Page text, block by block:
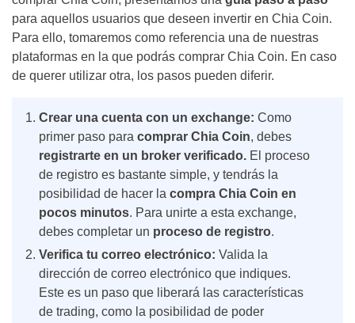
para aquellos usuarios que deseen invertir en Chia Coin.
Para ello, tomaremos como referencia una de nuestras
plataformas en la que podrás comprar Chia Coin. En caso
de querer utilizar otra, los pasos pueden diferir.
Crear una cuenta con un exchange: Como
primer paso para comprar Chia Coin, debes
registrarte en un broker verificado. El proceso
de registro es bastante simple, y tendrás la
posibilidad de hacer la compra Chia Coin en
pocos minutos. Para unirte a esta exchange,
debes completar un proceso de registro.
Verifica tu correo electrónico: Valida la
dirección de correo electrónico que indiques.
Este es un paso que liberará las características
de trading, como la posibilidad de poder